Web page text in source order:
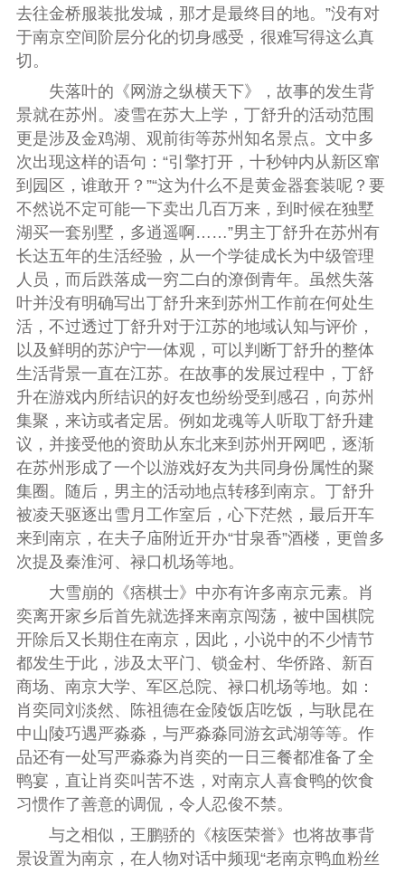
去往金桥服装批发城，那才是最终目的地。”没有对
于南京空间阶层分化的切身感受，很难写得这么真
切。
失落叶的《网游之纵横天下》，故事的发生背
景就在苏州。凌雪在苏大上学，丁舒升的活动范围
更是涉及金鸡湖、观前街等苏州知名景点。文中多
次出现这样的语句：“引擎打开，十秒钟内从新区窜
到园区，谁敢开？”“这为什么不是黄金器套装呢？要
不然说不定可能一下卖出几百万来，到时候在独墅
湖买一套别墅，多逍遥啊……”男主丁舒升在苏州有
长达五年的生活经验，从一个学徒成长为中级管理
人员，而后跌落成一穷二白的潦倒青年。虽然失落
叶并没有明确写出丁舒升来到苏州工作前在何处生
活，不过透过丁舒升对于江苏的地域认知与评价，
以及鲜明的苏沪宁一体观，可以判断丁舒升的整体
生活背景一直在江苏。在故事的发展过程中，丁舒
升在游戏内所结识的好友也纷纷受到感召，向苏州
集聚，来访或者定居。例如龙魂等人听取丁舒升建
议，并接受他的资助从东北来到苏州开网吧，逐渐
在苏州形成了一个以游戏好友为共同身份属性的聚
集圈。随后，男主的活动地点转移到南京。丁舒升
被凌天驱逐出雪月工作室后，心下茫然，最后开车
来到南京，在夫子庙附近开办“甘泉香”酒楼，更曾多
次提及秦淮河、禄口机场等地。
大雪崩的《痞棋士》中亦有许多南京元素。肖
奕离开家乡后首先就选择来南京闯荡，被中国棋院
开除后又长期住在南京，因此，小说中的不少情节
都发生于此，涉及太平门、锁金村、华侨路、新百
商场、南京大学、军区总院、禄口机场等地。如：
肖奕同刘淡然、陈祖德在金陵饭店吃饭，与耿昆在
中山陵巧遇严淼淼，与严淼淼同游玄武湖等等。作
品还有一处写严淼淼为肖奕的一日三餐都准备了全
鸭宴，直让肖奕叫苦不迭，对南京人喜食鸭的饮食
习惯作了善意的调侃，令人忍俊不禁。
与之相似，王鹏骄的《核医荣誉》也将故事背
景设置为南京，在人物对话中频现“老南京鸭血粉丝